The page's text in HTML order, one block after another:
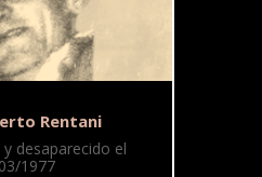
Rentani
desaparecido el
1977